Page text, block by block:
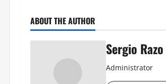
ABOUT THE AUTHOR
Sergio Razo
Administrator